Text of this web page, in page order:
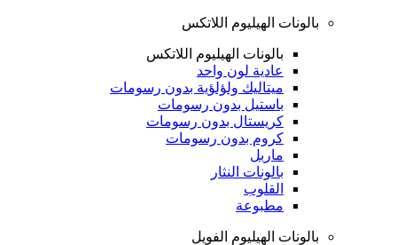
بالونات الهيليوم اللاتكس
بالونات الهيليوم اللاتكس
عادية لون واحد
ميتاليك ولؤلؤية بدون رسومات
باستيل بدون رسومات
كريستال بدون رسومات
كروم بدون رسومات
ماربل
بالونات النثار
القلوب
مطبوعة
بالونات الهيليوم الفويل